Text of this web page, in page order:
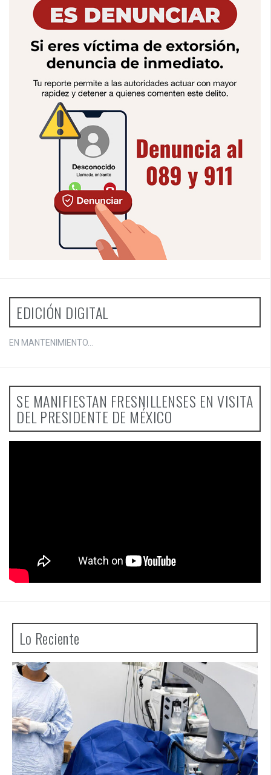
EDICIÓN DIGITAL
EN MANTENIMIENTO...
SE MANIFIESTAN FRESNILLENSES EN VISITA
DEL PRESIDENTE DE MÉXICO
Lo Reciente